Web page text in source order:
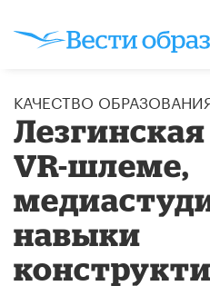
КАЧЕСТВО
Лезгинская
VR-шлеме,
навыки